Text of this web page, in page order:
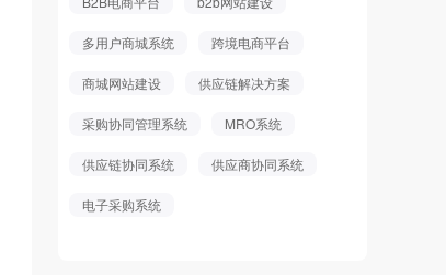
多用户商城系统 跨境电商平台
商城网站建设 供应链解决方案
采购协同管理系统 MRO系统
供应链协同系统 供应商协同系统
电子采购系统